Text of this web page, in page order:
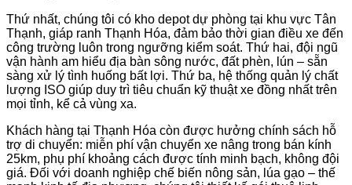
Thứ nhất, chúng tôi có kho depot dự phòng tại khu vực Tân
Thạnh, giáp ranh Thạnh Hóa, đảm bảo thời gian điều xe đến
công trường luôn trong ngưỡng kiểm soát. Thứ hai, đội ngũ
vận hành am hiểu địa bàn sông nước, đất phèn, lún – sẵn
sàng xử lý tình huống bất lợi. Thứ ba, hệ thống quản lý chất
lượng ISO giúp duy trì tiêu chuẩn kỹ thuật xe đồng nhất trên
mọi tỉnh, kể cả vùng xa.
Khách hàng tại Thạnh Hóa còn được hưởng chính sách hỗ
trợ di chuyển: miễn phí vận chuyển xe nâng trong bán kính
25km, phụ phí khoảng cách được tính minh bạch, không đội
giá. Đối với doanh nghiệp chế biến nông sản, lúa gạo – thế